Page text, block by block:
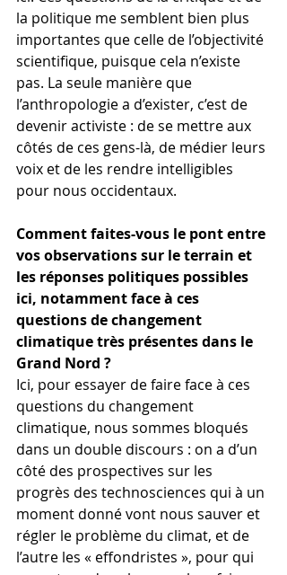
la politique me semblent bien plus
importantes que celle de l’objectivité
scientifique, puisque cela n’existe
pas. La seule manière que
l’anthropologie a d’exister, c’est de
devenir activiste : de se mettre aux
côtés de ces gens-là, de médier leurs
voix et de les rendre intelligibles
pour nous occidentaux.
Comment faites-vous le pont entre
vos observations sur le terrain et
les réponses politiques possibles
ici, notamment face à ces
questions de changement
climatique très présentes dans le
Grand Nord ?
Ici, pour essayer de faire face à ces
questions du changement
climatique, nous sommes bloqués
dans un double discours : on a d’un
côté des prospectives sur les
progrès des technosciences qui à un
moment donné vont nous sauver et
régler le problème du climat, et de
l’autre les « effondristes », pour qui